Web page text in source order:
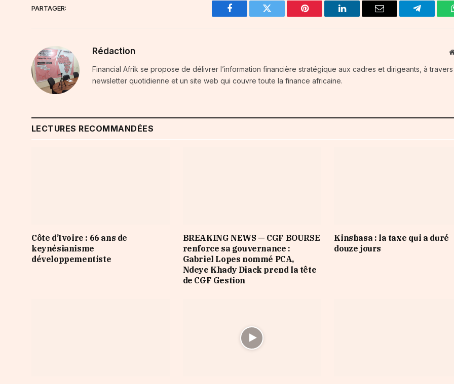
PARTAGER:
Facebook Twitter Pinterest LinkedIn Email Telegram
Rédaction
Financial Afrik se propose de délivrer l’information financière stratégique aux cadres et dirigeants, à
newsletter quotidienne et un site web qui couvre toute la finance africaine.
LECTURES RECOMMANDÉES
Côte d’Ivoire : 66 ans de
keynésianisme
développementiste
BREAKING NEWS — CGF BOURSE
renforce sa gouvernance :
Gabriel Lopes nommé PCA,
Ndeye Khady Diack prend la tête
de CGF Gestion
Kinshasa : la taxe qui a duré
douze jours